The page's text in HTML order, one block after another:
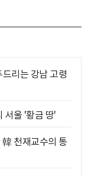
리는 강남 고령
서울 '황금 땅'
천재교수의 통